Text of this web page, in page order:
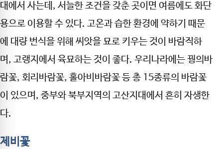
대에서 사는데, 서늘한 조건을 갖춘 곳이면 여름에도 화단
용으로 이용할 수 있다. 고온과 습한 환경에 약하기 때문
에 대량 번식을 위해 씨앗을 묘로 키우는 것이 바람직하
며, 고랭지에서 육묘하는 것이 좋다. 우리나라에는 꿩의바
람꽃, 회리바람꽃, 홀아비바람꽃 등 총 15종류의 바람꽃
이 있으며, 중부와 북부지역의 고산지대에서 흔히 자생한
다.
제비꽃